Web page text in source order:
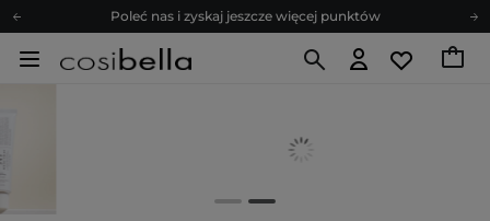
Poleć nas i zyskaj jeszcze więcej punktów
Zapisz się na newsletter pełen porad
Poleć nas i zyskaj jeszcze więcej punktów